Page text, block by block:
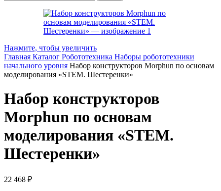
Нажмите, чтобы увеличить
Главная Каталог Робототехника Наборы робототехники
начального уровня Набор конструкторов Morphun по основам
моделирования «STEM. Шестеренки»
Набор конструкторов
Morphun по основам
моделирования «STEM.
Шестеренки»
22 468 ₽